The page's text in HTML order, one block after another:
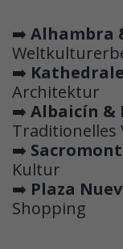
➡️ Alhambra
➡️
Architektur
➡️ Albaicín &
Traditionelles
➡️
Kultur
➡️ Plaza
Shopping